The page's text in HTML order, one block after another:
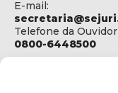
E-mail:
Telefone da
0800-6448500
SEJURI -